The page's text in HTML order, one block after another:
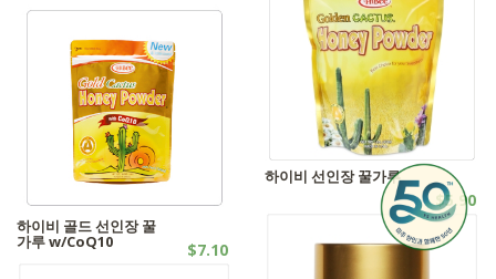
꿀가루
하이비 선인장 꿀가루
$5.90
하이비 골드 선인장 꿀
가루 w/CoQ10 $7.10